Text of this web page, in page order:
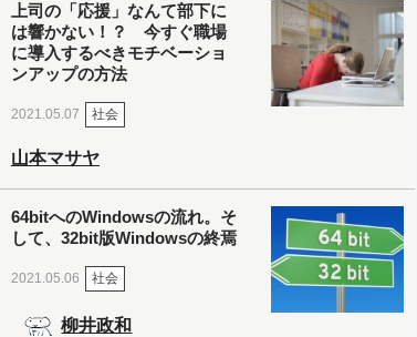
上司の「応援」なんて部下に
は響かない！？ 今すぐ職場
に導入するべきモチベーショ
ンアップの方法
2021.05.07 社会
山本マサヤ
64bitへのWindowsの流れ。そ
して、32bit版Windowsの終焉
2021.05.06 社会
柳井政和